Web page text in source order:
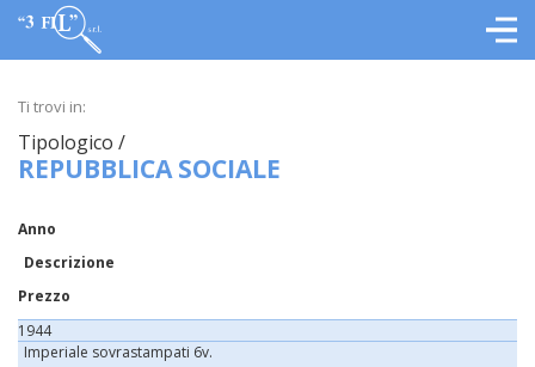
Ti trovi in:
Tipologico /
REPUBBLICA SOCIALE
Anno
Descrizione
Prezzo
1944
Imperiale sovrastampati 6v.